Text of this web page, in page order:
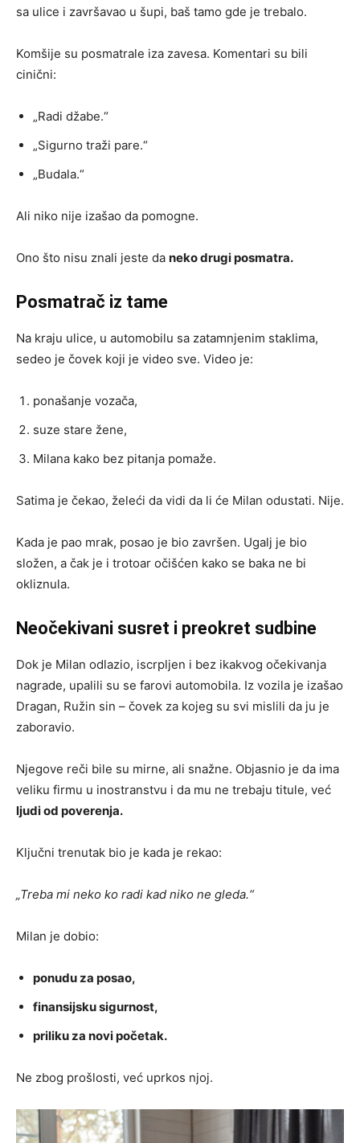
sa ulice i završavao u šupi, baš tamo gde je trebalo.
Komšije su posmatrale iza zavesa. Komentari su bili
cinični:
„Radi džabe.“
„Sigurno traži pare.“
„Budala.“
Ali niko nije izašao da pomogne.
Ono što nisu znali jeste da neko drugi posmatra.
Posmatrač iz tame
Na kraju ulice, u automobilu sa zatamnjenim staklima,
sedeo je čovek koji je video sve. Video je:
ponašanje vozača,
suze stare žene,
Milana kako bez pitanja pomaže.
Satima je čekao, želeći da vidi da li će Milan odustati. Nije.
Kada je pao mrak, posao je bio završen. Ugalj je bio
složen, a čak je i trotoar očišćen kako se baka ne bi
okliznula.
Neočekivani susret i preokret sudbine
Dok je Milan odlazio, iscrpljen i bez ikakvog očekivanja
nagrade, upalili su se farovi automobila. Iz vozila je izašao
Dragan, Ružin sin – čovek za kojeg su svi mislili da ju je
zaboravio.
Njegove reči bile su mirne, ali snažne. Objasnio je da ima
veliku firmu u inostranstvu i da mu ne trebaju titule, već
ljudi od poverenja.
Ključni trenutak bio je kada je rekao:
„Treba mi neko ko radi kad niko ne gleda.“
Milan je dobio:
ponudu za posao,
finansijsku sigurnost,
priliku za novi početak.
Ne zbog prošlosti, već uprkos njoj.